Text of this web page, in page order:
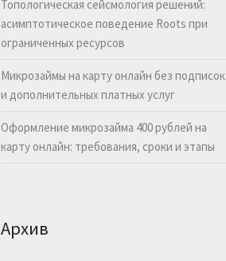
Топологическая сейсмология решений:
асимптотическое поведение Roots при
ограниченных ресурсов
Микрозаймы на карту онлайн без подписок
и дополнительных платных услуг
Оформление микрозайма 400 рублей на
карту онлайн: требования, сроки и этапы
Архив